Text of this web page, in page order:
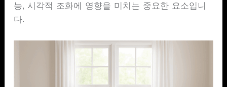
능, 시각적 조화에 영향을 미치는 중요한 요소입니
다.